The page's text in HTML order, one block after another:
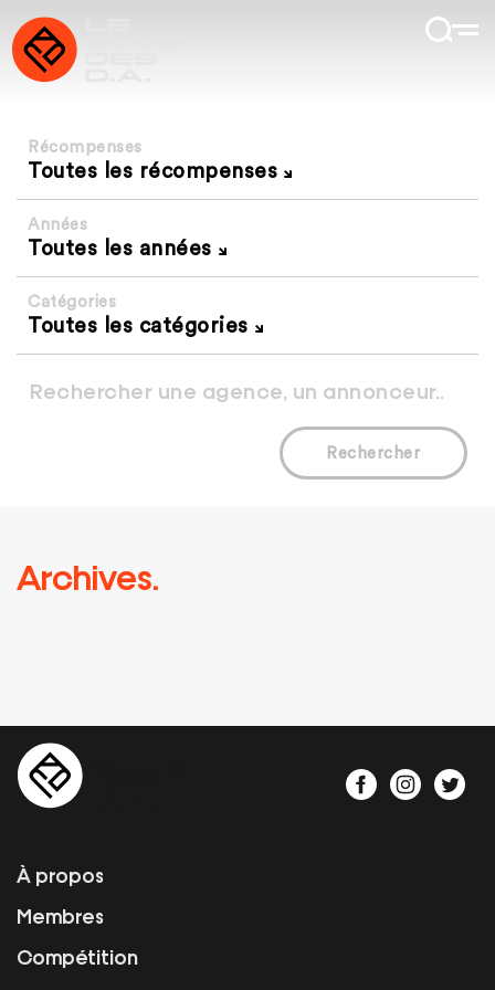
Récompenses
Toutes les récompenses
Années
Toutes les années
Catégories
Toutes les catégories
Rechercher
Archives.
À propos
Membres
Compétition